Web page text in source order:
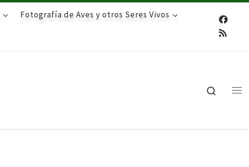
Fotografía de Aves y otros Seres Vivos
Search